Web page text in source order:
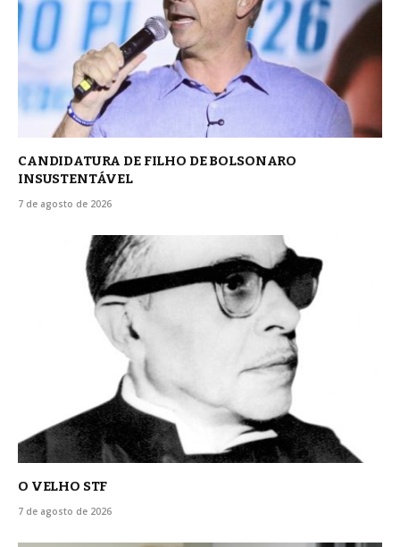
CANDIDATURA DE FILHO DE BOLSONARO
INSUSTENTÁVEL
7 de agosto de 2026
O VELHO STF
7 de agosto de 2026